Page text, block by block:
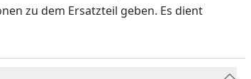
zu dem Ersatzteil geben. Es dient